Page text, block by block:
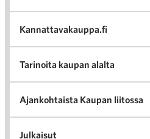
Kannattavakauppa.fi
Tarinoita kaupan alalta
Ajankohtaista Kaupan liitossa
Julkaisut